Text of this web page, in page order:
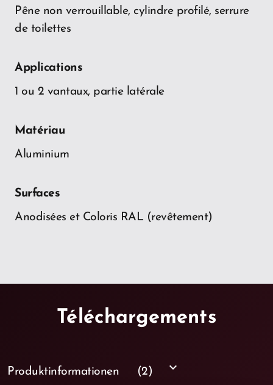
Pêne non verrouillable, cylindre profilé, serrure
de toilettes
Applications
1 ou 2 vantaux, partie latérale
Matériau
Aluminium
Surfaces
Anodisées et Coloris RAL (revêtement)
Téléchargements
Produktinformationen (2) keyboard_arrow_down